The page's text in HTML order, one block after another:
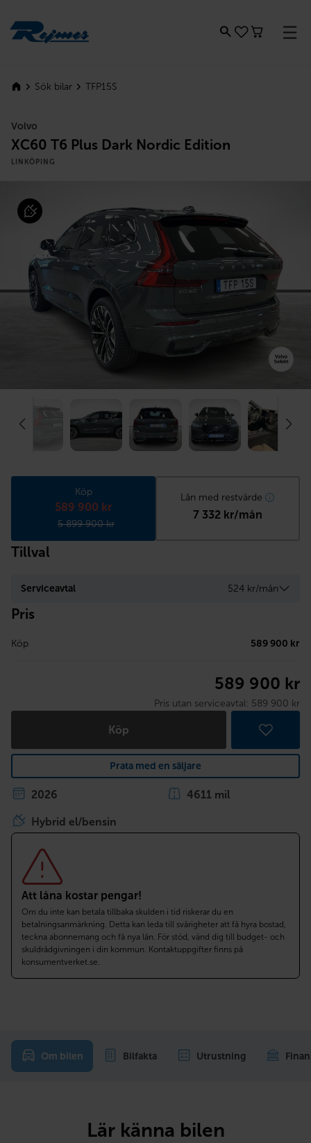
Sök bilar TFP15S
Volvo
XC60 T6 Plus Dark Nordic Edition
LINKÖPING
Köp
589 900 kr
5 899 900 kr
Lån med restvärde
7 332 kr/mån
Tillval
Serviceavtal 524 kr/mån
Pris
Köp 589 900 kr
589 900 kr
Pris utan serviceavtal: 589 900 kr
Köp
Prata med en säljare
2026 4611 mil
Hybrid el/bensin
Att låna kostar pengar!
Om du inte kan betala tillbaka skulden i tid riskerar du en
betalningsanmärkning. Detta kan leda till svårigheter att få hyra bostad,
teckna abonnemang och få nya lån. För stöd, vänd dig till budget- och
skuldrådgivningen i din kommun. Kontaktuppgifter finns på
konsumentverket.se.
Om bilen Bilfakta Utrustning
Lär känna bilen